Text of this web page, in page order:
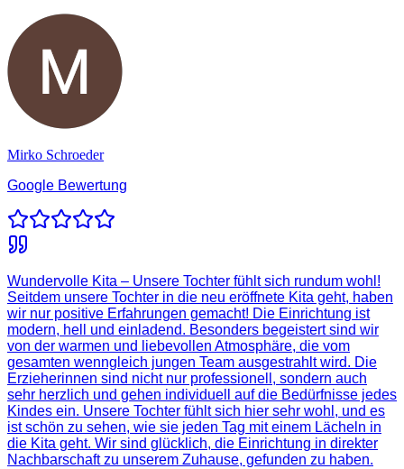
Mirko Schroeder
Google Bewertung
Wundervolle Kita – Unsere Tochter fühlt sich rundum wohl!
Seitdem unsere Tochter in die neu eröffnete Kita geht, haben
wir nur positive Erfahrungen gemacht! Die Einrichtung ist
modern, hell und einladend. Besonders begeistert sind wir
von der warmen und liebevollen Atmosphäre, die vom
gesamten wenngleich jungen Team ausgestrahlt wird. Die
Erzieherinnen sind nicht nur professionell, sondern auch
sehr herzlich und gehen individuell auf die Bedürfnisse jedes
Kindes ein. Unsere Tochter fühlt sich hier sehr wohl, und es
ist schön zu sehen, wie sie jeden Tag mit einem Lächeln in
die Kita geht. Wir sind glücklich, die Einrichtung in direkter
Nachbarschaft zu unserem Zuhause, gefunden zu haben.